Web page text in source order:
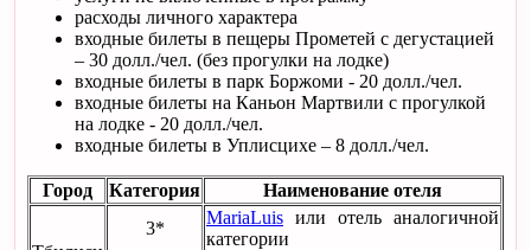
расходы личного характера
входные билеты в пещеры Прометей с дегустацией
– 30 долл./чел. (без прогулки на лодке)
входные билеты в парк Боржоми - 20 долл./чел.
входные билеты на Каньон Мартвили с прогулкой
на лодке - 20 долл./чел.
входные билеты в Уплисцихе – 8 долл./чел.
Город Категория Наименование отеля
3*
MariaLuis или отель аналогичной
категории